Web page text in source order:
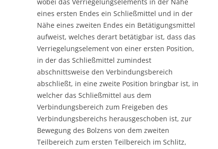
eines ersten Endes ein Schließmittel und in der
Nähe eines zweiten Endes ein Betätigungsmittel
aufweist, welches derart betätigbar ist, dass das
Verriegelungselement von einer ersten Position,
in der das Schließmittel zumindest
abschnittsweise den Verbindungsbereich
abschließt, in eine zweite Position bringbar ist, in
welcher das Schließmittel aus dem
Verbindungsbereich zum Freigeben des
Verbindungsbereichs herausgeschoben ist, zur
Bewegung des Bolzens von dem zweiten
Teilbereich zum ersten Teilbereich im Schlitz,